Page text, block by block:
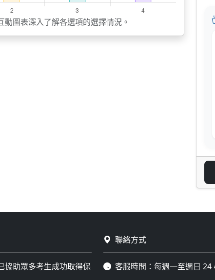
圖表深入了解各選項的選擇情況。
協助眾多考生成功取得保
聯絡方式
客服時間：每週一至週日 24